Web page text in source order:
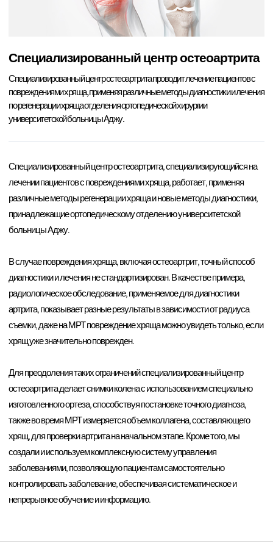
Специализированный центр остеоартрита
Специализированный центр остеоартрита проводит лечение пациентов с
повреждениями хряща, применяя различные методы диагностики и лечения
по регенерации хряща отделения ортопедической хирургии
университетской больницы Аджу.
Специализированный центр остеоартрита, специализирующийся на
лечении пациентов с повреждениями хряща, работает, применяя
различные методы регенерации хряща и новые методы диагностики,
принадлежащие ортопедическому отделению университетской
больницы Аджу.
В случае повреждения хряща, включая остеоартрит, точный способ
диагностики и лечения не стандартизирован. В качестве примера,
радиологическое обследование, применяемое для диагностики
артрита, показывает разные результаты в зависимости от радиуса
съемки, даже на МРТ повреждение хряща можно увидеть только, если
хрящ уже значительно поврежден.
Для преодоления таких ограничений специализированный центр
остеоартрита делает снимки колена с использованием специально
изготовленного ортеза, способствуя постановке точного диагноза,
также во время МРТ измеряется объем коллагена, составляющего
хрящ, для проверки артрита на начальном этапе. Кроме того, мы
создали и используем комплексную систему управления
заболеваниями, позволяющую пациентам самостоятельно
контролировать заболевание, обеспечивая систематическое и
непрерывное обучение и информацию.